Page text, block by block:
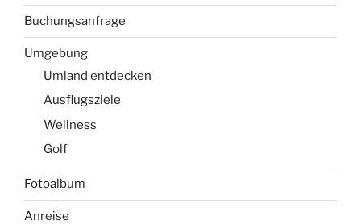
Buchungsanfrage
Umgebung
Umland entdecken
Ausflugsziele
Wellness
Golf
Fotoalbum
Anreise